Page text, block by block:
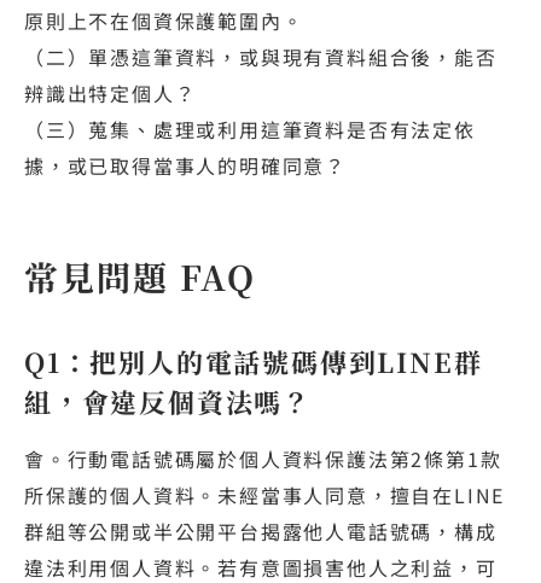
原則上不在個資保護範圍內。
（二）單憑這筆資料，或與現有資料組合後，能否
辨識出特定個人？
（三）蒐集、處理或利用這筆資料是否有法定依
據，或已取得當事人的明確同意？
常見問題 FAQ
Q1：把別人的電話號碼傳到LINE群
組，會違反個資法嗎？
會。行動電話號碼屬於個人資料保護法第2條第1款
所保護的個人資料。未經當事人同意，擅自在LINE
群組等公開或半公開平台揭露他人電話號碼，構成
違法利用個人資料。若有意圖損害他人之利益，可